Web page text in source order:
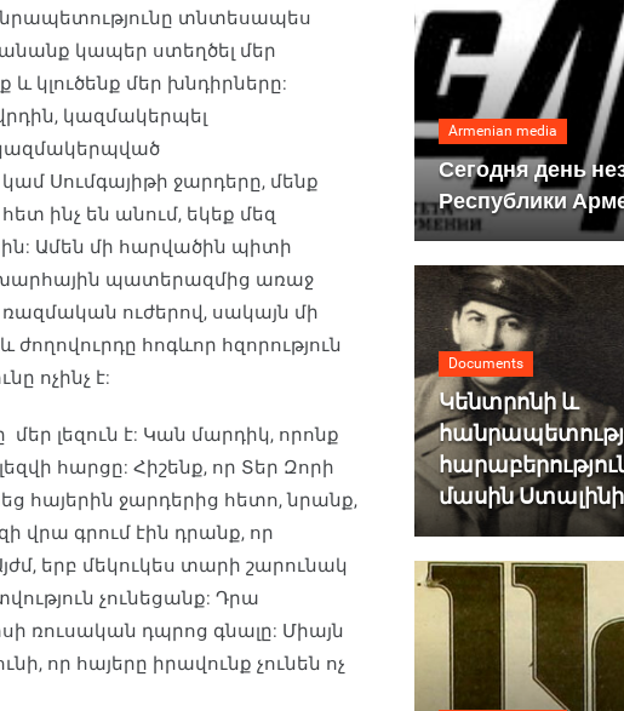
տնտեսապես
կապեր ստեղծել մեր
կլուծենք մեր խնդիրները:
կազմակերպել
կազմակերպված
Սումգայիթի ջարդերը, մենք
ինչ են անում, եկեք մեզ
Ամեն մի հարվածին պիտի
պատերազմից առաջ
ուժերով, սակայն մի
հոգևոր հզորություն
ոչինչ է:
լեզուն է: Կան մարդիկ, որոնք
հարցը: Հիշենք, որ Տեր Զորի
հայերին ջարդերից հետո, նրանք,
վրա գրում էին դրանք, որ
երբ մեկուկես տարի շարունակ
չունեցանք: Դրա
ռուսական դպրոց գնալը: Միայն
որ հայերը իրավունք չունեն ոչ
Armenian media
Сегодня день
Республики
Documents
Կենտրոնի և
մասին